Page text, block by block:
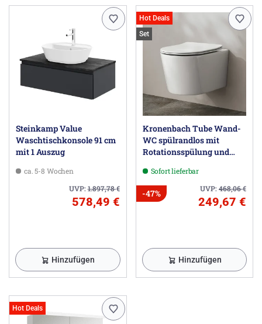
Steinkamp Value
Waschtischkonsole 91 cm
mit 1 Auszug
ca. 5-8 Wochen
UVP:1.897,78€
578,49 €
Hinzufügen
Hot Deals
Set
Kronenbach Tube Wand-
WC spülrandlos mit
Rotationsspülung und
Sofort lieferbar
UVP:468,06€
-47%
249,67 €
Hinzufügen
Hot Deals